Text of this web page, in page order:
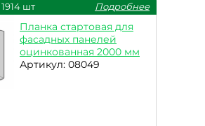
шт Подробнее
Планка стартовая для
фасадных панелей
оцинкованная 2000 мм
Артикул: 08049